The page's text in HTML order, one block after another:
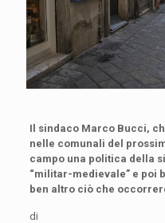
Il sindaco Marco Bucci,
nelle comunali del
campo una politica della
“militar-medievale” e poi
ben altro ciò che
di